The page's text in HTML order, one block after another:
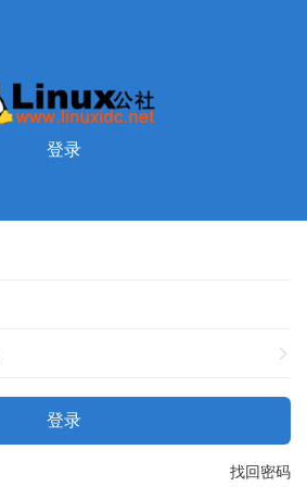
登录
登录
找回密码